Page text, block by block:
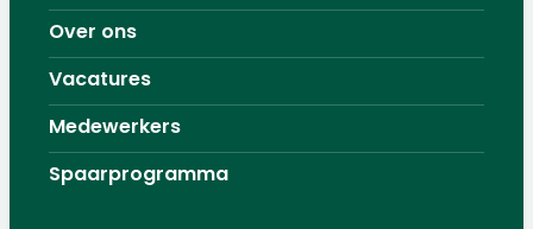
Over ons
Vacatures
Medewerkers
Spaarprogramma